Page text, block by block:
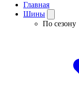
Главная
Шины
По сезону